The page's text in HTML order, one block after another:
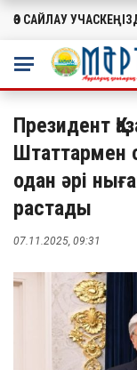
МАҢЫЗДЫ
ӨЗ САЙЛАУ
Президент
Штаттармен
одан әрі
растады
07.11.2025, 09:31